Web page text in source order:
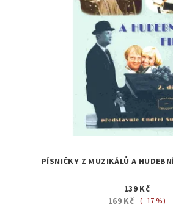
PÍSNIČKY Z MUZIKÁLŮ A
139 Kč
169 Kč (–17 %)